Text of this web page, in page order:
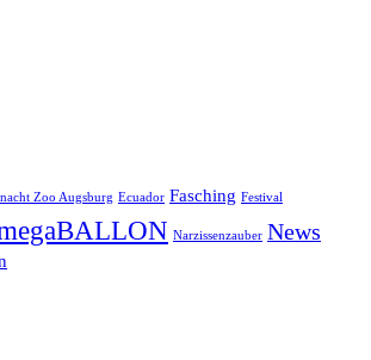
Zoo Augsburg Ecuador Fasching Festival
Narzissenzauber News